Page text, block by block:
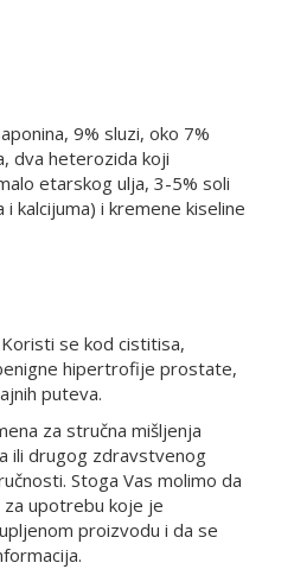
9% sluzi, oko 7%
dva heterozida koji
etarskog ulja, 3-5% soli
kalcijuma) i kremene kiseline
se kod cistitisa,
hipertrofije prostate,
puteva.
za stručna mišljenja
ili drugog zdravstvenog
Stoga Vas molimo da
upotrebu koje je
proizvodu i da se